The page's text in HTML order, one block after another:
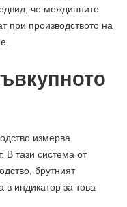
че междинните
при производството на
измерва
В тази система от
брутният
индикатор за това